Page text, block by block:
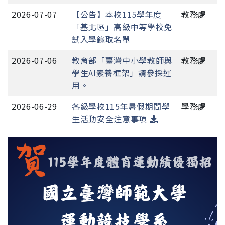
2026-07-07
【公告】本校115學年度
「基北區」高級中等學校免
試入學錄取名單
教務處
2026-07-06
教育部「臺灣中小學教師與
學生AI素養框架」請參採運
用。
教務處
2026-06-29
各級學校115年暑假期間學
生活動安全注意事項
學務處